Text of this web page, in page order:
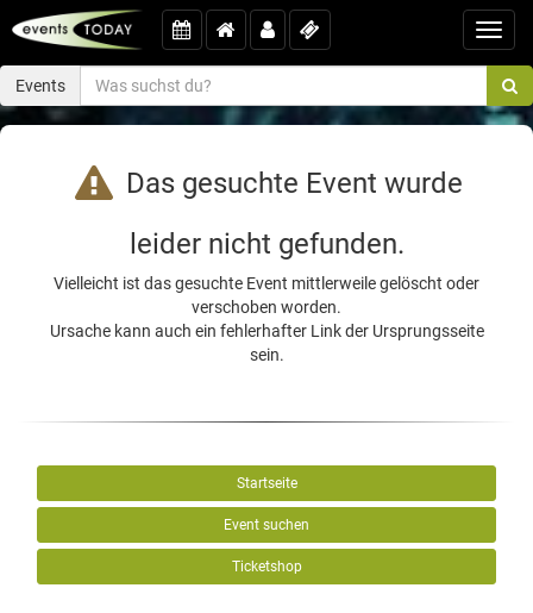
Events
Das gesuchte Event wurde
leider nicht gefunden.
Vielleicht ist das gesuchte Event mittlerweile gelöscht oder
verschoben worden.
Ursache kann auch ein fehlerhafter Link der Ursprungsseite
sein.
Startseite
Event suchen
Ticketshop